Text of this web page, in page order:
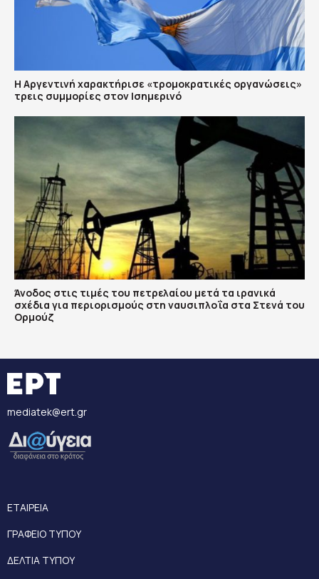
Η Αργεντινή χαρακτήρισε «τρομοκρατικές οργανώσεις»
τρεις συμμορίες στον Ισημερινό
Άνοδος στις τιμές του πετρελαίου μετά τα ιρανικά
σχέδια για περιορισμούς στη ναυσιπλοΐα στα Στενά του
Ορμούζ
mediatek@ert.gr
ΕΤΑΙΡΕΙΑ
ΓΡΑΦΕΙΟ ΤΥΠΟΥ
ΔΕΛΤΙΑ ΤΥΠΟΥ